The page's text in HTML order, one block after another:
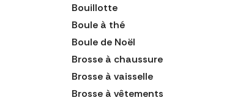
Bouillotte
Boule à thé
Boule de Noël
Brosse à chaussure
Brosse à vaisselle
Brosse à vêtements